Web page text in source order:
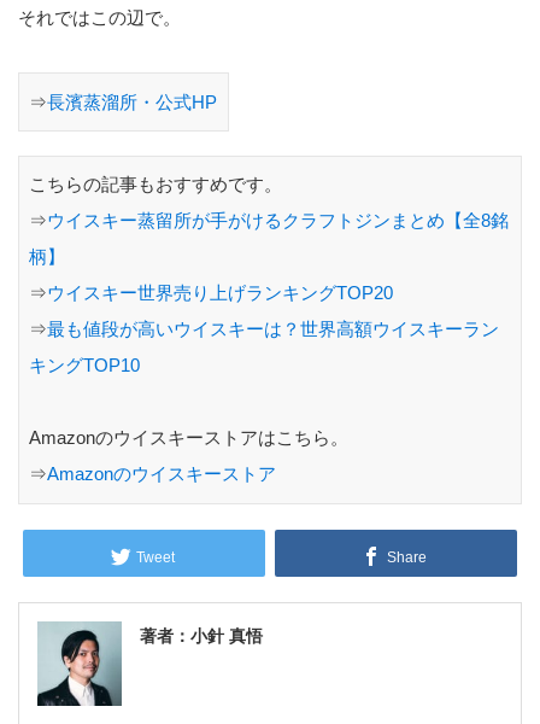
それではこの辺で。
⇒長濱蒸溜所・公式HP
こちらの記事もおすすめです。
⇒ウイスキー蒸留所が手がけるクラフトジンまとめ【全8銘
柄】
⇒ウイスキー世界売り上げランキングTOP20
⇒最も値段が高いウイスキーは？世界高額ウイスキーラン
キングTOP10
Amazonのウイスキーストアはこちら。
⇒Amazonのウイスキーストア
Tweet Share
著者：小針 真悟